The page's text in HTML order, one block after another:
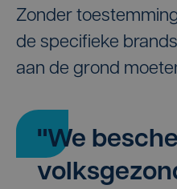
Zonder
de specifieke
aan de grond
"We